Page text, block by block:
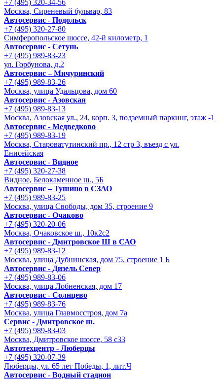
+7 (495) 320-34-56
Москва, Сиреневый бульвар, 83
Автосервис - Подольск
+7 (495) 320-27-80
Симферопольское шоссе, 42-й километр, 1
Автосервис - Сетунь
+7 (495) 989-83-23
ул. Горбунова, д.2
Автосервис – Мичуринский
+7 (495) 989-83-26
Москва, улица Удальцова, дом 60
Автосервис - Азовская
+7 (495) 989-83-13
Москва, Азовская ул., 24, корп. 3, подземный паркинг, этаж -1
Автосервис - Медведково
+7 (495) 989-83-19
Москва, Староватутинский пр., 12 стр 3, въезд с ул.
Енисейская
Автосервис - Видное
+7 (495) 320-27-38
Видное, Белокаменное ш., 5Б
Автосервис – Тушино в СЗАО
+7 (495) 989-83-25
Москва, улица Свободы, дом 35, строение 9
Автосервис - Очаково
+7 (495) 320-20-06
Москва, Очаковское ш., 10к2с2
Автосервис - Дмитровское Ш в САО
+7 (495) 989-83-12
Москва, улица Дубнинская, дом 75, строение 1 Б
Автосервис - Дизель Север
+7 (495) 989-83-06
Москва, улица Лобненская, дом 17
Автосервис - Солнцево
+7 (495) 989-83-76
Москва, улица Главмосстроя, дом 7а
Сервис - Дмитровское ш.
+7 (495) 989-83-03
Москва, Дмитровское шоссе, 58 с33
Автотехцентр - Люберцы
+7 (495) 320-07-39
Люберцы, ул. 65 лет Победы, 1, лит.Ч
Автосервис - Водный стадион